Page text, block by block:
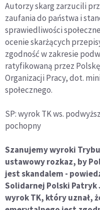
Autorzy skarg zarzucili
zaufania do państwa i
sprawiedliwości
ocenie skarżących
zgodność w zakresie
ratyfikowaną przez
Organizacji Pracy, dot.
społecznego.
SP: wyrok TK ws.
pochopny
Szanujemy wyroki
ustawowy rozkaz, by
jest skandalem -
Solidarnej Polski
wyrok TK, który uznał,